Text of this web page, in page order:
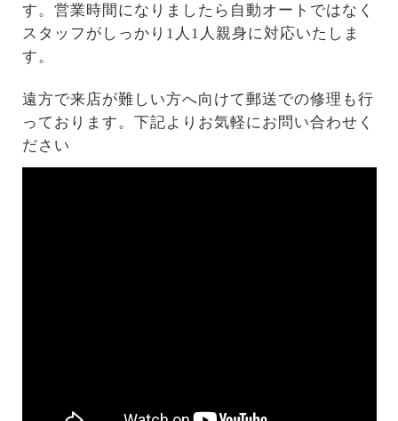
す。営業時間になりましたら自動オートではなく
スタッフがしっかり1人1人親身に対応いたしま
す。
遠方で来店が難しい方へ向けて郵送での修理も行
っております。下記よりお気軽にお問い合わせく
ださい